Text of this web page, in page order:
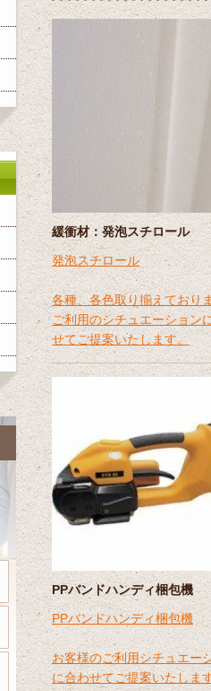
緩衝材：発泡スチロール
発泡スチロール
各種、各色取り揃えており
ご利用のシチュエーション
せてご提案いたします。
PPバンドハンディ梱包機
PPバンドハンディ梱包機
お客様のご利用シチュエー
に合わせてご提案いたしま